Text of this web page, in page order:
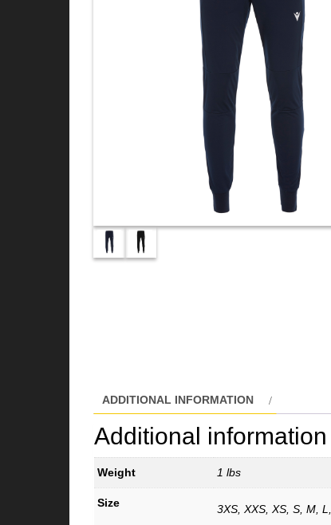
ADDITIONAL INFORMATION
Additional information
Weight 1 lbs
Size 3XS, XXS, XS, S, M,